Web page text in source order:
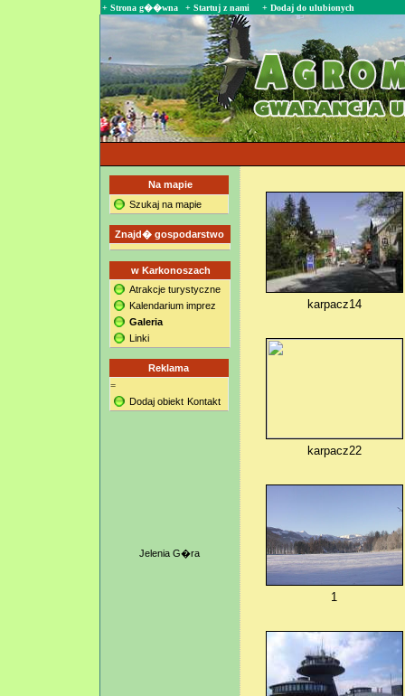
+ Strona g��wna + Startuj z nami + Dodaj do ulubionych
Na mapie
Szukaj na mapie
Znajd� gospodarstwo
w Karkonoszach
Atrakcje turystyczne
Kalendarium imprez
Galeria
Linki
Reklama
=
Dodaj obiekt Kontakt
Jelenia G�ra
karpacz14
karpacz22
1